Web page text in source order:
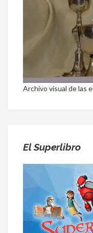
Archivo visual de las
El Superlibro